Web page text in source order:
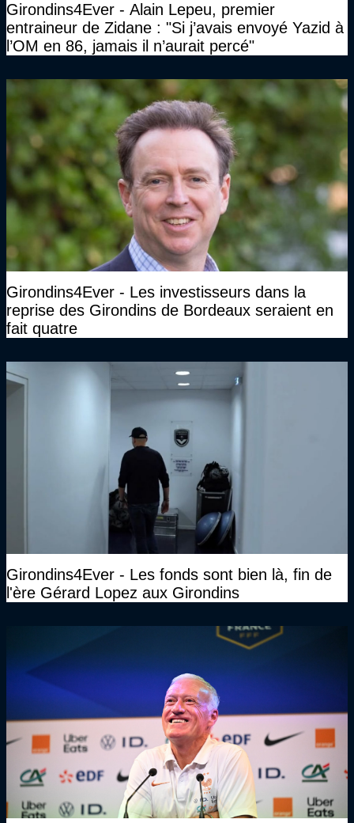
Girondins4Ever - Alain Lepeu, premier
entraineur de Zidane : "Si j’avais envoyé Yazid à
l’OM en 86, jamais il n’aurait percé"
Girondins4Ever - Les investisseurs dans la
reprise des Girondins de Bordeaux seraient en
fait quatre
Girondins4Ever - Les fonds sont bien là, fin de
l'ère Gérard Lopez aux Girondins